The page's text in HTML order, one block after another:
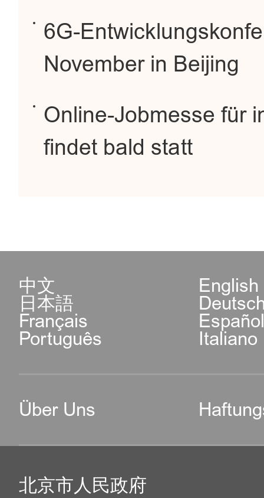
6G-
November in Beijing
Online-Jobmesse für
findet bald statt
中文 English
日本語
Français
Português Italiano
Über Uns
北京市人民政府